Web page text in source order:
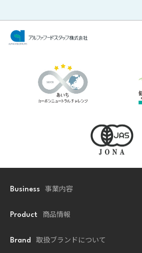
Business 事業内容
Product 商品情報
Brand 取扱ブランドについて